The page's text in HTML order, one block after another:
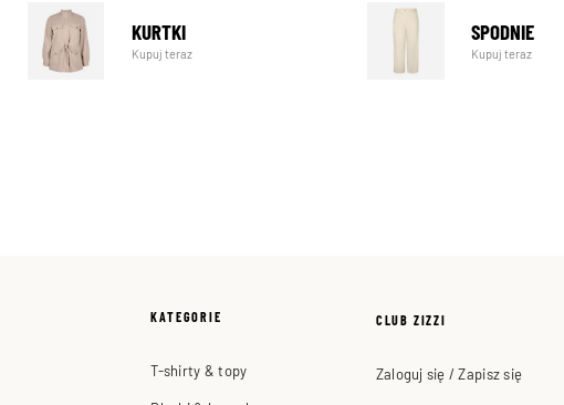
KURTKI
Kupuj teraz
SPODNIE
Kupuj teraz
KATEGORIE
T-shirty & topy
CLUB ZIZZI
Zaloguj się / Zapisz się